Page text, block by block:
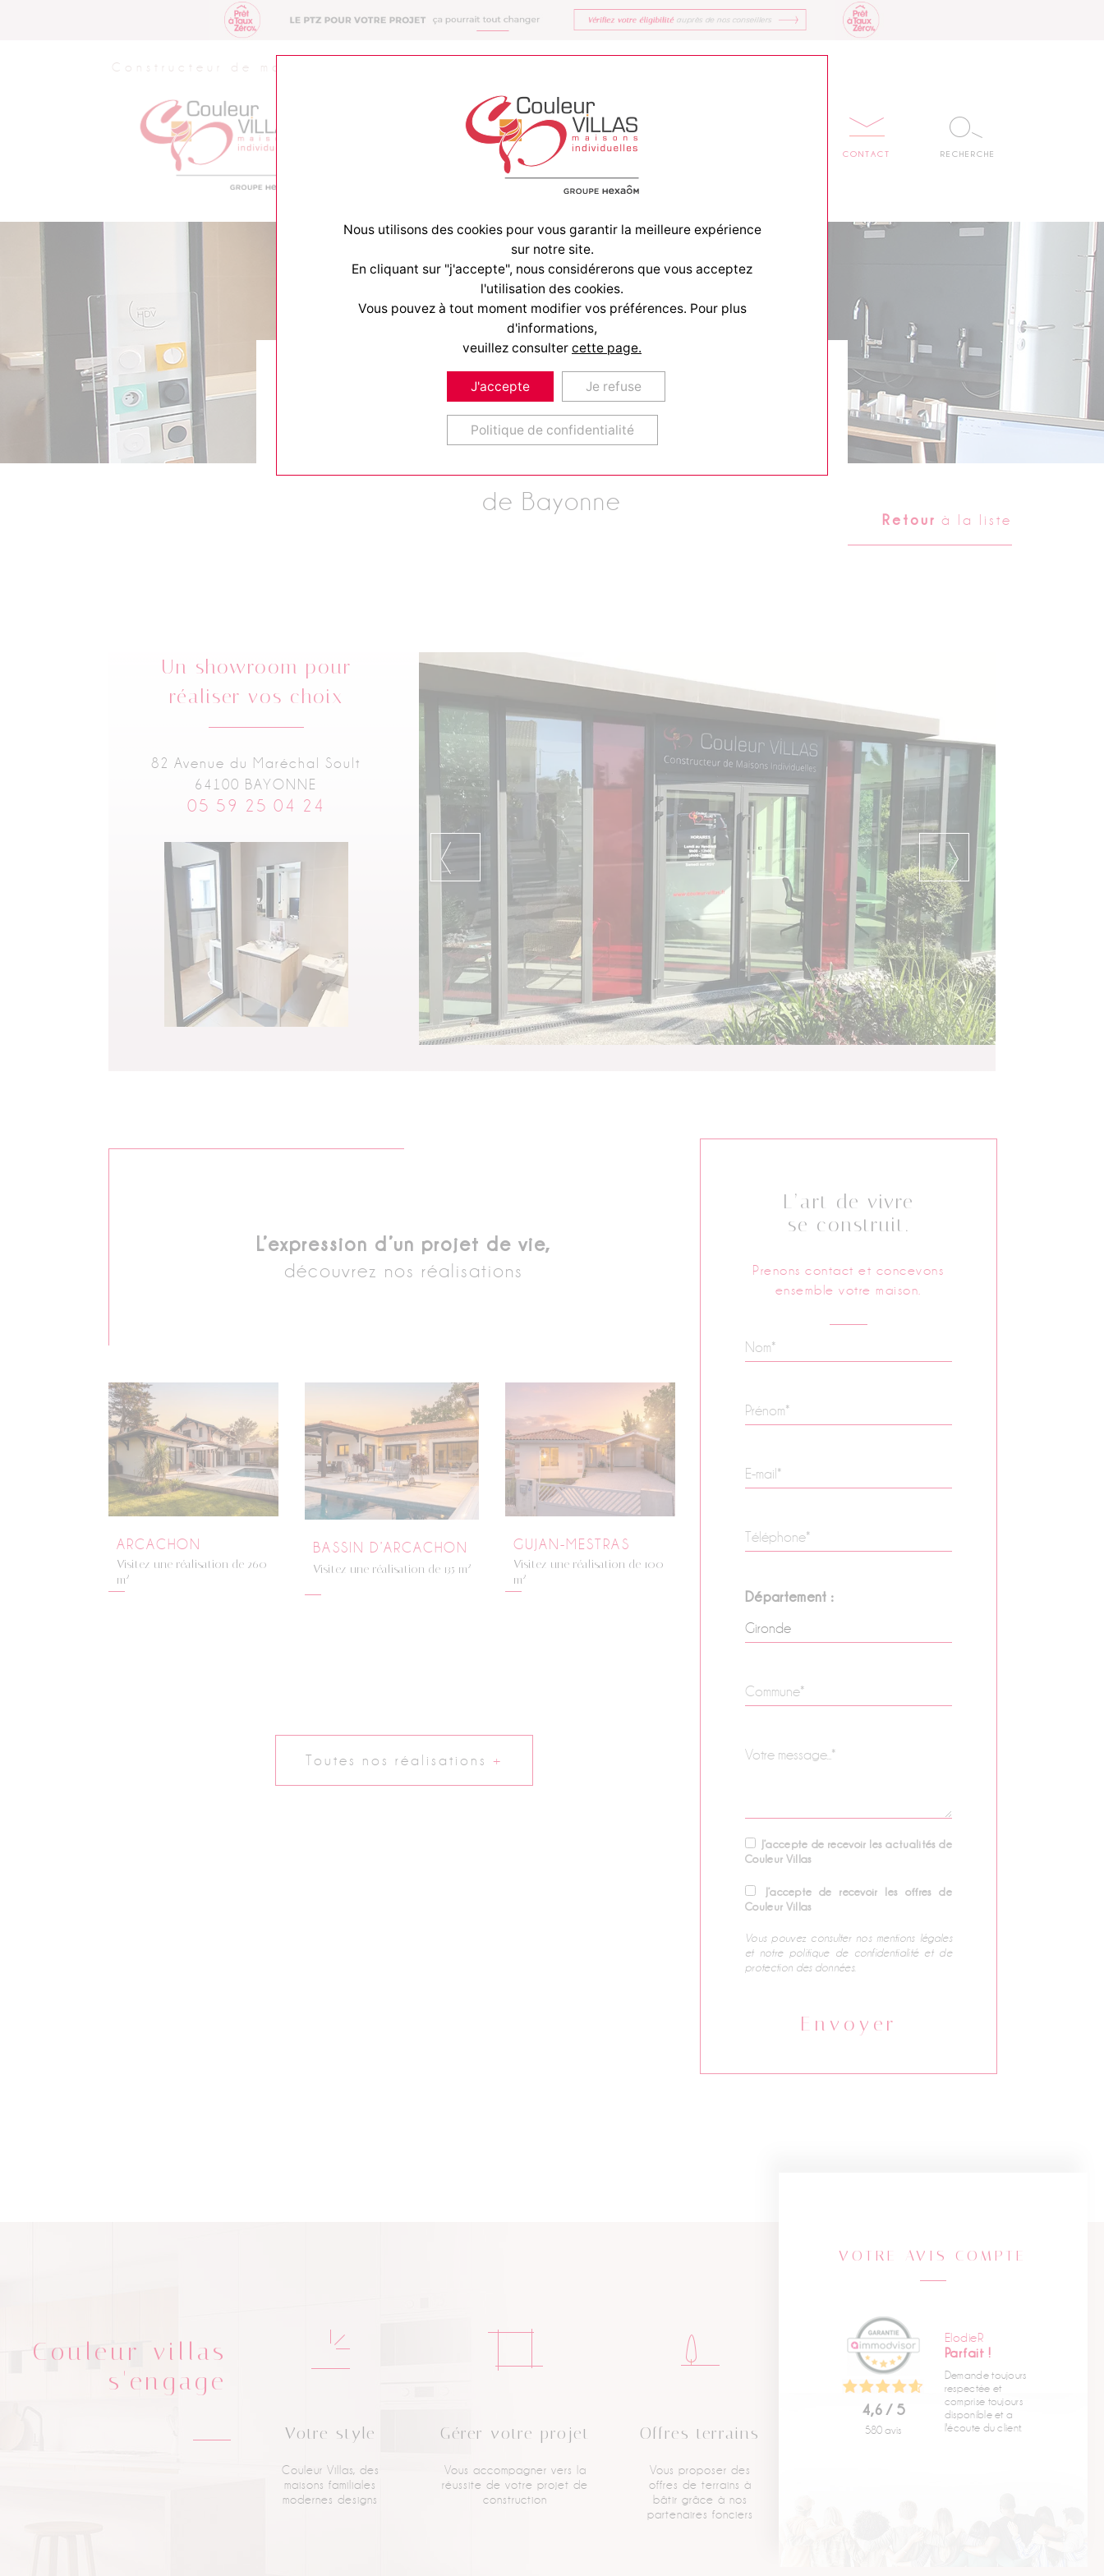
Constructeur de maisons
CONTACT RECHERCHE
ACCUEIL SHOWROOMS
Showrooms
de Bayonne
Retour à la liste
Un showroom pour
réaliser vos choix
82 Avenue du Maréchal Soult
64100 BAYONNE
05 59 25 04 24
L’expression d’un projet de vie,
découvrez nos réalisations
ARCACHON
Visitez une réalisation de 260
m 2
BASSIN D’ARCACHON
Visitez une réalisation de 135 m 2
GUJAN-MESTRAS
Visitez une réalisation de 100
m 2
Toutes nos réalisations +
L’art de vivre
se construit.
Prenons contact et concevons
ensemble votre maison.
Département :
J’accepte de recevoir les actualités de
Couleur Villas
J’accepte de recevoir les offres de
Couleur Villas
Vous pouvez consulter nos mentions légales
et notre politique de confidentialité et de
protection des données.
Couleur villas
s'engage
Votre style
Couleur Villas, des
maisons familiales
modernes designs
Gérer votre projet
Vous accompagner vers la
réussite de votre projet de
construction
Offres terrains
Vous proposer des
offres de terrains à
bâtir grâce à nos
partenaires fonciers
VOTRE AVIS COMPTE
4,6 / 5
580 avis
ElodieR
Parfait !
Demande toujours
respectée et
comprise toujours
disponible et a
l'écoute du client.
Nous utilisons des cookies pour vous garantir la meilleure expérience
sur notre site.
En cliquant sur "j'accepte", nous considérerons que vous acceptez
l'utilisation des cookies.
Vous pouvez à tout moment modifier vos préférences. Pour plus
d'informations,
veuillez consulter cette page.
J'accepte Je refuse
Politique de confidentialité